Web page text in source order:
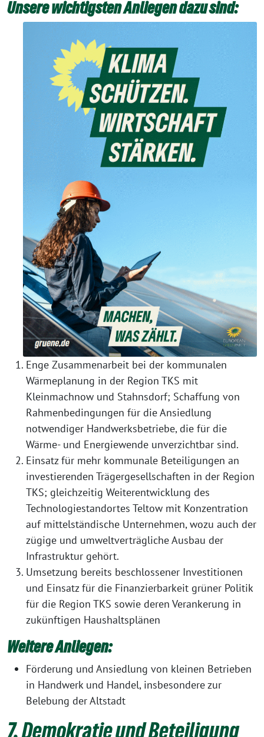
Unsere wichtigsten Anliegen dazu sind:
Enge Zusammenarbeit bei der kommunalen
Wärmeplanung in der Region TKS mit
Kleinmachnow und Stahnsdorf; Schaffung von
Rahmenbedingungen für die Ansiedlung
notwendiger Handwerksbetriebe, die für die
Wärme- und Energiewende unverzichtbar sind.
Einsatz für mehr kommunale Beteiligungen an
investierenden Trägergesellschaften in der Region
TKS; gleichzeitig Weiterentwicklung des
Technologiestandortes Teltow mit Konzentration
auf mittelständische Unternehmen, wozu auch der
zügige und umweltverträgliche Ausbau der
Infrastruktur gehört.
Umsetzung bereits beschlossener Investitionen
und Einsatz für die Finanzierbarkeit grüner Politik
für die Region TKS sowie deren Verankerung in
zukünftigen Haushaltsplänen
Weitere Anliegen:
Förderung und Ansiedlung von kleinen Betrieben
in Handwerk und Handel, insbesondere zur
Belebung der Altstadt
7. Demokratie und Beteiligung